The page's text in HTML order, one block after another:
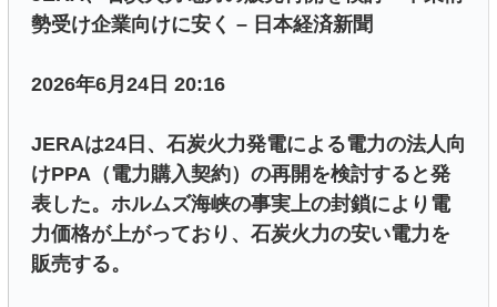
勢受け企業向けに安く – 日本経済新聞
2026年6月24日 20:16
JERAは24日、石炭火力発電による電力の法人向
けPPA（電力購入契約）の再開を検討すると発
表した。ホルムズ海峡の事実上の封鎖により電
力価格が上がっており、石炭火力の安い電力を
販売する。